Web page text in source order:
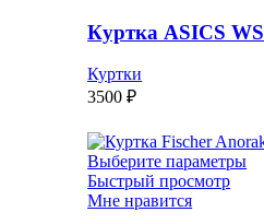
Куртка ASICS WS
Куртки
3500₽
Выберите параметры
Быстрый просмотр
Мне нравится